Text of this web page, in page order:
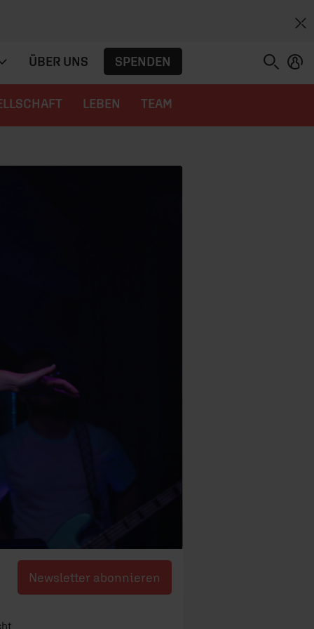
ÜBER UNS SPENDEN
LEBEN TEAM
Newsletter abonnieren